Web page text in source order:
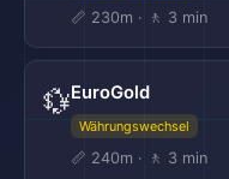
📏 230m · 🚶 3 min
💱EuroGold
Währungswechsel
📏 240m · 🚶 3 min